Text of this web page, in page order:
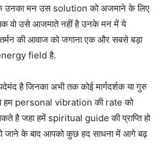
उनका मन उस solution को अजमाने के लिए
वो उसे आजमाते नहीं है उनके मन में ये
की आवाज को जगाना एक और सबसे बड़ा
field है.
है जिनका अभी तक कोई मार्गदर्शक या गुरु
हम personal vibration की rate को
है जहा हमें spiritual guide की प्राप्ति हो
जाने के बाद आपको कुछ हद साधना में आगे बढ़